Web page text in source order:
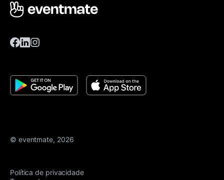
© eventmate, 2026
Política de privacidade